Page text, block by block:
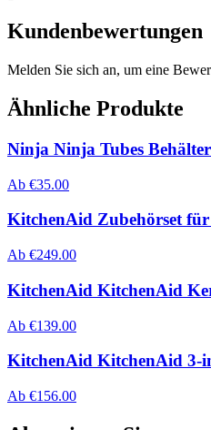
Kundenbewertungen
Melden Sie sich an, um eine
Ähnliche Produkte
Ninja Ninja Tubes
Ab €35.00
KitchenAid Zubehörset für
Ab €249.00
KitchenAid KitchenAid
Ab €139.00
KitchenAid KitchenAid 3-
Ab €156.00